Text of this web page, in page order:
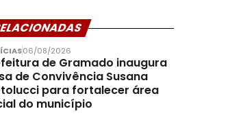
06/08/2026
de Gramado inaugura
de Convivência Susana
para fortalecer área
do município